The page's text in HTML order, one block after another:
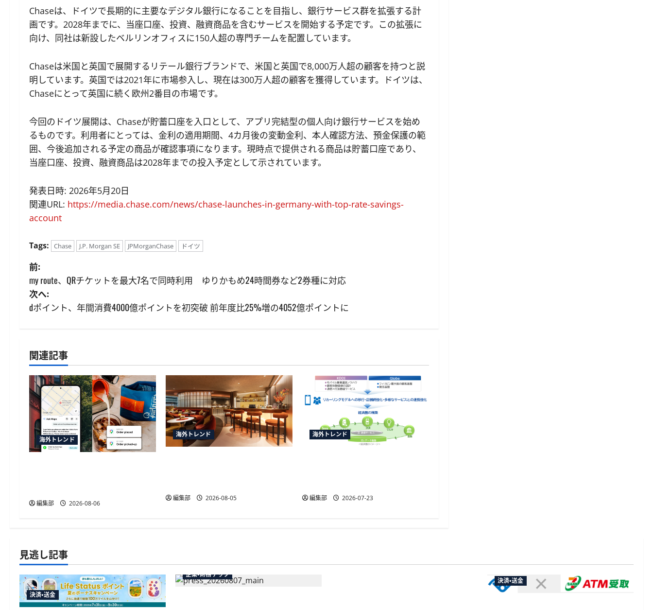
Chaseは、ドイツで長期的に主要なデジタル銀行になることを目指し、銀行サービス群を拡張する計
画です。2028年までに、当座口座、投資、融資商品を含むサービスを開始する予定です。この拡張に
向け、同社は新設したベルリンオフィスに150人超の専門チームを配置しています。
Chaseは米国と英国で展開するリテール銀行ブランドで、米国と英国で8,000万人超の顧客を持つと説
明しています。英国では2021年に市場参入し、現在は300万人超の顧客を獲得しています。ドイツは、
Chaseにとって英国に続く欧州2番目の市場です。
今回のドイツ展開は、Chaseが貯蓄口座を入口として、アプリ完結型の個人向け銀行サービスを始め
るものです。利用者にとっては、金利の適用期間、4カ月後の変動金利、本人確認方法、預金保護の範
囲、今後追加される予定の商品が確認事項になります。現時点で提供される商品は貯蓄口座であり、
当座口座、投資、融資商品は2028年までの投入予定として示されています。
発表日時: 2026年5月20日
関連URL: https://media.chase.com/news/chase-launches-in-germany-with-top-rate-savings-
account
Tags: Chase J.P. Morgan SE JPMorganChase ドイツ
投
稿
ナ
ゲ
ー
シ
ョ
ン
前:
my route、QRチケットを最大7名で同時利用 ゆりかもめ24時間券など2券種に対応
次へ:
dポイント、年間消費4000億ポイントを初突破 前年度比25%増の4052億ポイントに
関連記事
海外トレンド
編集部 2026-08-06
海外トレンド
編集部 2026-08-05
海外トレンド
編集部 2026-07-23
見逃し記事
決済・送金
企業・財務テック
決済・送金